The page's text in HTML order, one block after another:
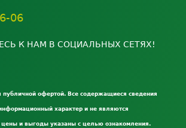
06
К НАМ В СОЦИАЛЬНЫХ СЕТЯХ!
публичной офертой. Все содержащиеся сведения
характер и не являются
и выгоды указаны с целью ознакомления.